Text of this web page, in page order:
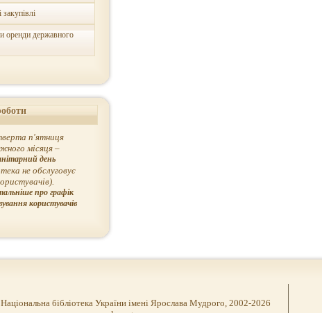
оренди державного
п'ятниця
місяця –
день
не обслуговує
про графік
користувачів
бібліотека України імені Ярослава Мудрого, 2002-2026